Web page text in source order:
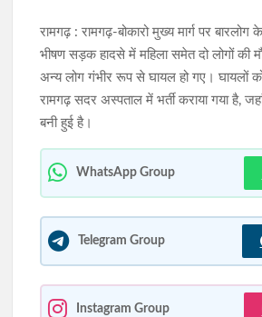
रामगढ़ : रामगढ़-बोकारो मुख्य मार्ग पर
भीषण सड़क हादसे में महिला समेत दो लोगों की
अन्य लोग गंभीर रूप से घायल हो गए। घायलों
रामगढ़ सदर अस्पताल में भर्ती कराया गया है,
बनी हुई है।
WhatsApp Group
Telegram Group
Instagram Group